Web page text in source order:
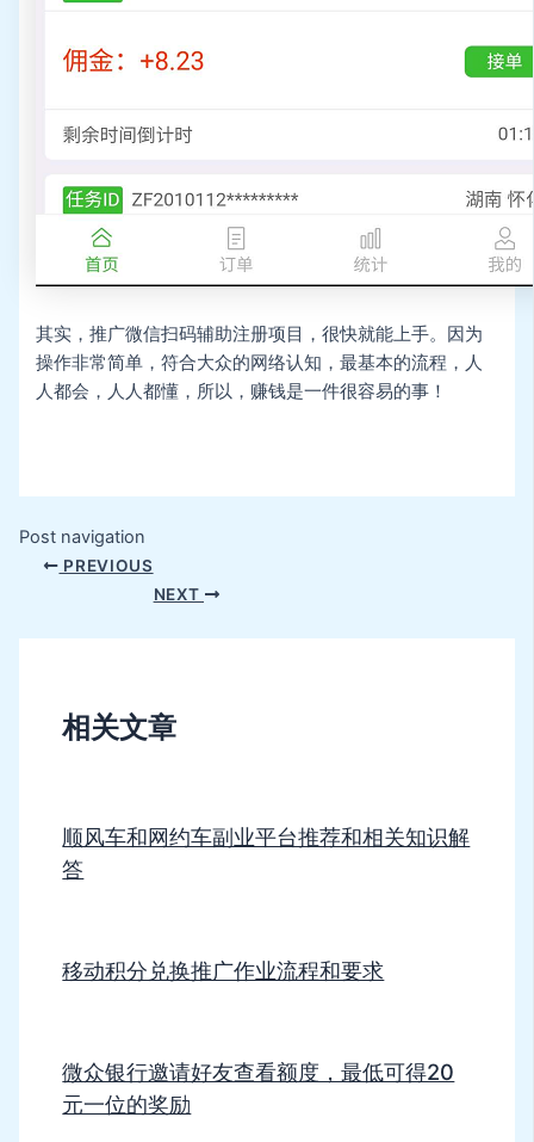
其实，推广微信扫码辅助注册项目，很快就能上手。因为
操作非常简单，符合大众的网络认知，最基本的流程，人
人都会，人人都懂，所以，赚钱是一件很容易的事！
Post navigation
PREVIOUS
NEXT
相关文章
顺风车和网约车副业平台推荐和相关知识解
答
移动积分兑换推广作业流程和要求
微众银行邀请好友查看额度，最低可得20
元一位的奖励